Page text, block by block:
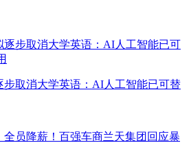
步取消大学英语：AI人工智能已可替